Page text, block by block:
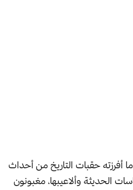
أفرزته حقبات التاريخ من أحداث
الحديثة وألاعيبها، مغبونون